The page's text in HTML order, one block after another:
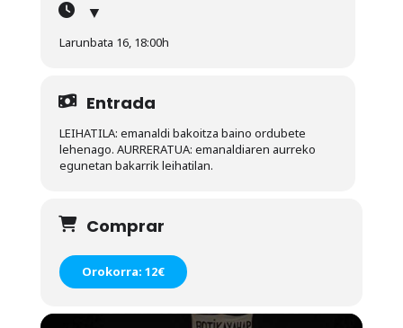
▼
Larunbata 16, 18:00h
Entrada
LEIHATILA: emanaldi bakoitza baino ordubete
lehenago. AURRERATUA: emanaldiaren aurreko
egunetan bakarrik leihatilan.
Comprar
Orokorra: 12€